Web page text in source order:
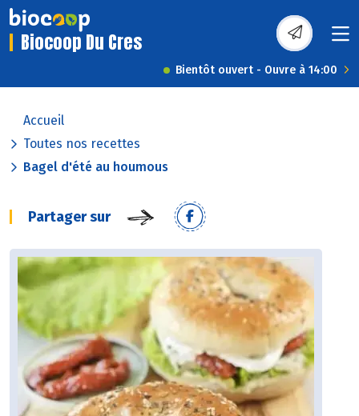
Biocoop Du Cres
Bientôt ouvert - Ouvre à 14:00
Accueil
Toutes nos recettes
Bagel d'été au houmous
Partager sur